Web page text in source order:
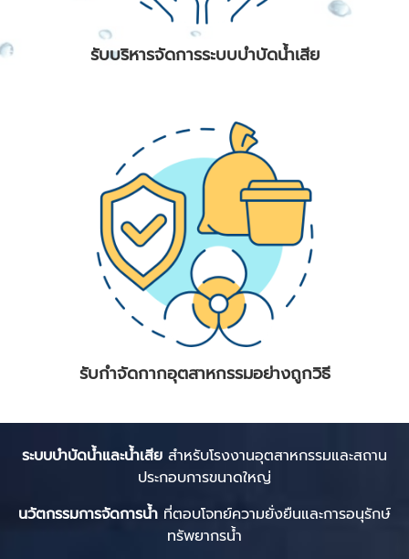
รับบริหารจัดการระบบบำบัดน้ำเสีย
รับกําจัดกากอุตสาหกรรมอย่างถูกวิธี
ระบบบำบัดน้ำและน้ำเสีย สำหรับโรงงานอุตสาหกรรมและสถาน
ประกอบการขนาดใหญ่
นวัตกรรมการจัดการน้ำ ที่ตอบโจทย์ความยั่งยืนและการอนุรักษ์
ทรัพยากรน้ำ